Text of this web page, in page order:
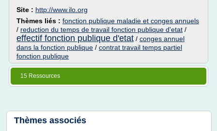
Site : http://www.ilo.org
Thèmes liés : fonction publique maladie et conges annuels
/ reduction du temps de travail fonction publique d'etat /
effectif fonction publique d'etat / conges annuel
dans la fonction publique / contrat travail temps partiel
fonction publique
15 Ressources
Thèmes associés